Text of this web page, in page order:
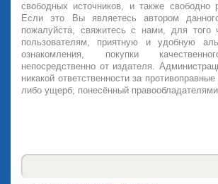
свободных источников, и также свободно
Если это Вы являетесь автором
пожалуйста, свяжитесь с нами, для того
пользователям, приятную и удобную
ознакомления, покупки
непосредственно от издателя.
никакой ответственности за
либо ущерб, понесённый